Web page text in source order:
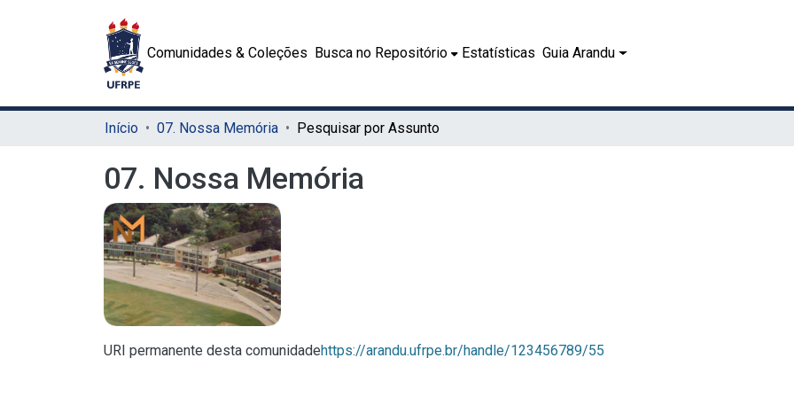
Comunidades & Coleções Busca no Repositório Estatísticas Guia Arandu
Início 07. Nossa Memória Pesquisar por Assunto
07. Nossa Memória
URI permanente desta comunidadehttps://arandu.ufrpe.br/handle/123456789/55